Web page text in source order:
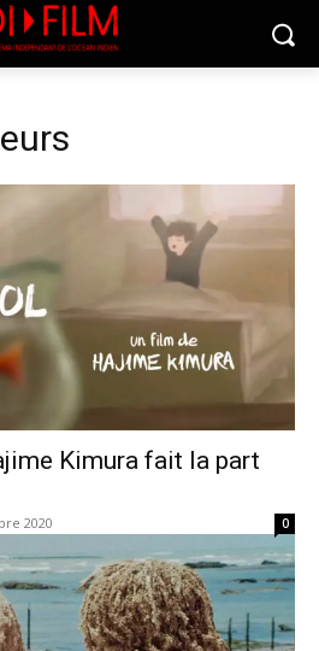
Kimura fait la part
2020 0